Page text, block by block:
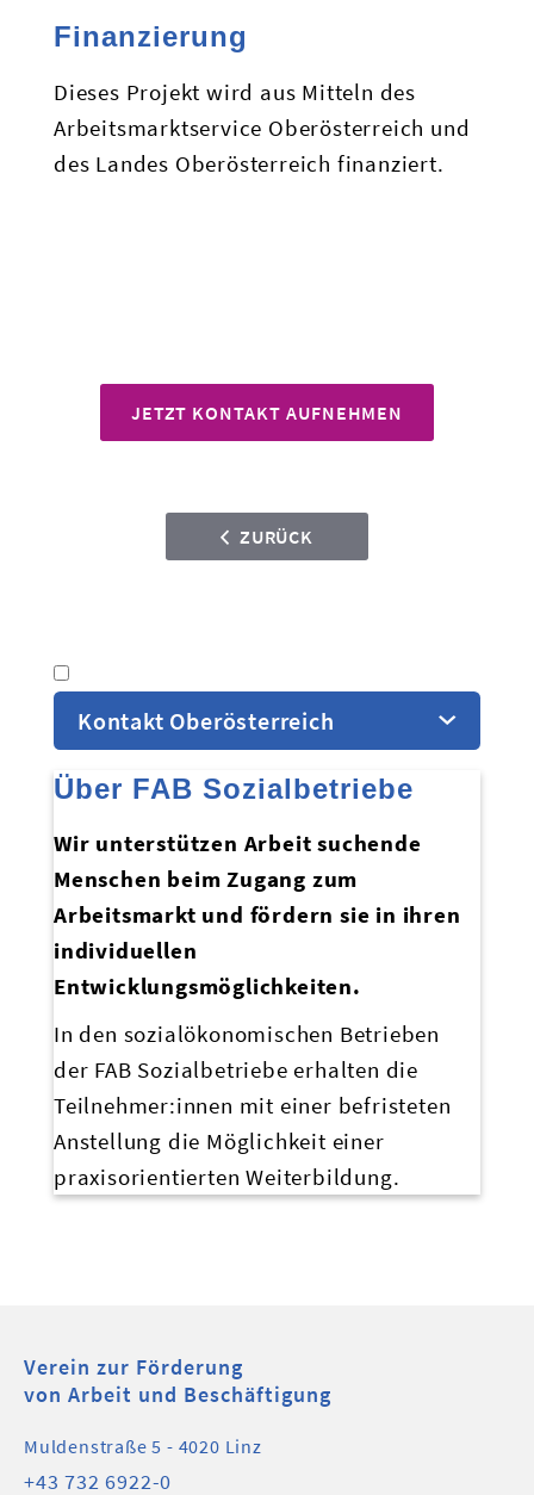
Finanzierung
Dieses Projekt wird aus Mitteln des
Arbeitsmarktservice Oberösterreich und
des Landes Oberösterreich finanziert.
JETZT KONTAKT AUFNEHMEN
ZURÜCK
Kontakt Oberösterreich
Über FAB Sozialbetriebe
Wir unterstützen Arbeit suchende
Menschen beim Zugang zum
Arbeitsmarkt und fördern sie in ihren
individuellen
Entwicklungsmöglichkeiten.
In den sozialökonomischen Betrieben
der FAB Sozialbetriebe erhalten die
Teilnehmer:innen mit einer befristeten
Anstellung die Möglichkeit einer
praxisorientierten Weiterbildung.
Verein zur Förderung
von Arbeit und Beschäftigung
Muldenstraße 5 - 4020 Linz
+43 732 6922-0